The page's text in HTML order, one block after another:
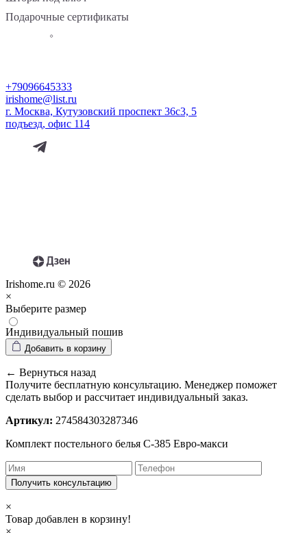
Подарочные сертификаты
+79096645333
irishome@list.ru
г. Москва, Кутузовский проспект 36с3, 5
подъезд, офис 114
Irishome.ru © 2026
×
Выберите размер
Индивидуальный пошив
Добавить в корзину
← Вернуться назад
Получите бесплатную консультацию. Менеджер поможет
сделать выбор и рассчитает индивидуальный заказ.
Артикул: 274584303287346
Комплект постельного белья С-385 Евро-макси
Получить консультацию
×
Товар добавлен в корзину!